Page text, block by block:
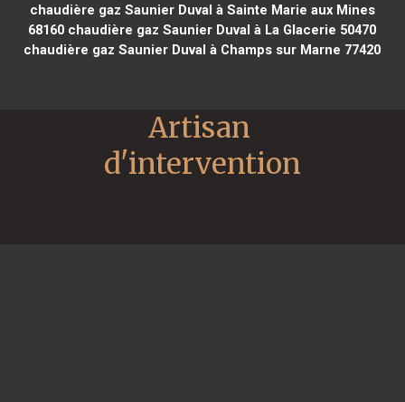
chaudière gaz Saunier Duval à Sainte Marie aux Mines
68160 chaudière gaz Saunier Duval à La Glacerie 50470
chaudière gaz Saunier Duval à Champs sur Marne 77420
Artisan
d'intervention